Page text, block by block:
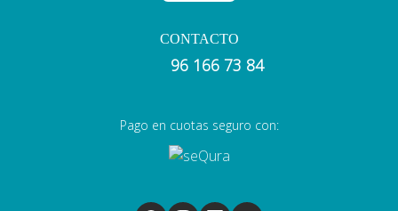
CONTACTO
96 166 73 84
Pago en cuotas seguro con: